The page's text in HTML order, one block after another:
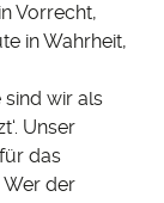
Vorrecht,
in Wahrheit,
sind wir als
Unser
das
Wer der